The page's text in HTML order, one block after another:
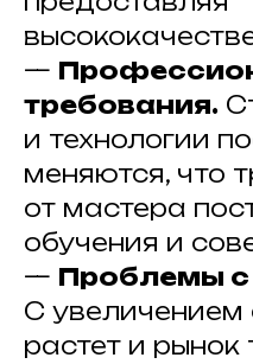
—
требования.
и технологии
меняются, что
от мастера
обучения и
— Проблемы
С увеличением
растет и рынок